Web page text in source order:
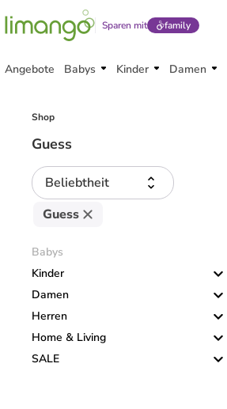
Sparen mit family
Angebote Babys Kinder Damen
Shop
Guess
Beliebtheit
Guess
Babys
Kinder
Damen
Herren
Home & Living
SALE